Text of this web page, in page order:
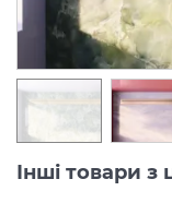
Інші товари з